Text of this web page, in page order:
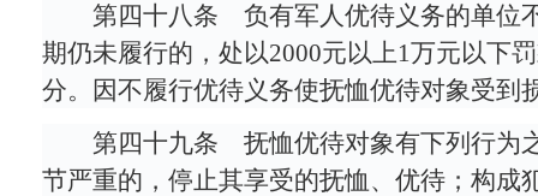
第四十八条 负有军人优待义务的单位
期仍未履行的，处以2000元以上1万元以下
分。因不履行优待义务使抚恤优待对象受到
第四十九条 抚恤优待对象有下列行为
节严重的，停止其享受的抚恤、优待；构成